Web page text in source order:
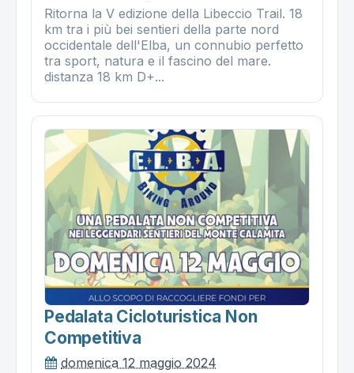
Ritorna la V edizione della Libeccio Trail. 18
km tra i più bei sentieri della parte nord
occidentale dell'Elba, un connubio perfetto
tra sport, natura e il fascino del mare.
distanza 18 km D+...
Pedalata Cicloturistica Non
Competitiva
domenica 12 maggio 2024